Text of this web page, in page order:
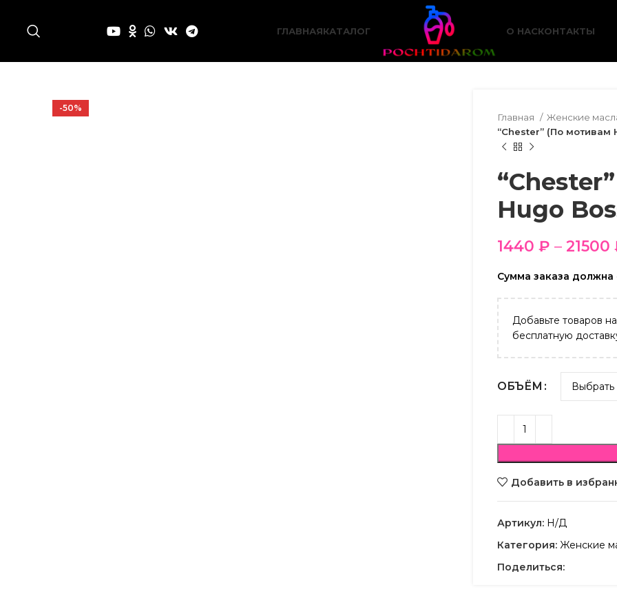
ГЛАВНАЯКАТАЛОГ О НАСКОНТАКТЫ
-50%
Главная
Женские
“Chester” (По мотивам
Hugo
1440 ₽ – 21500
Сумма заказа
Добавьте товаров
бесплатную
ОБЪЁМ
Добавить в
Артикул: Н/Д
Категория: Женские
Поделиться: